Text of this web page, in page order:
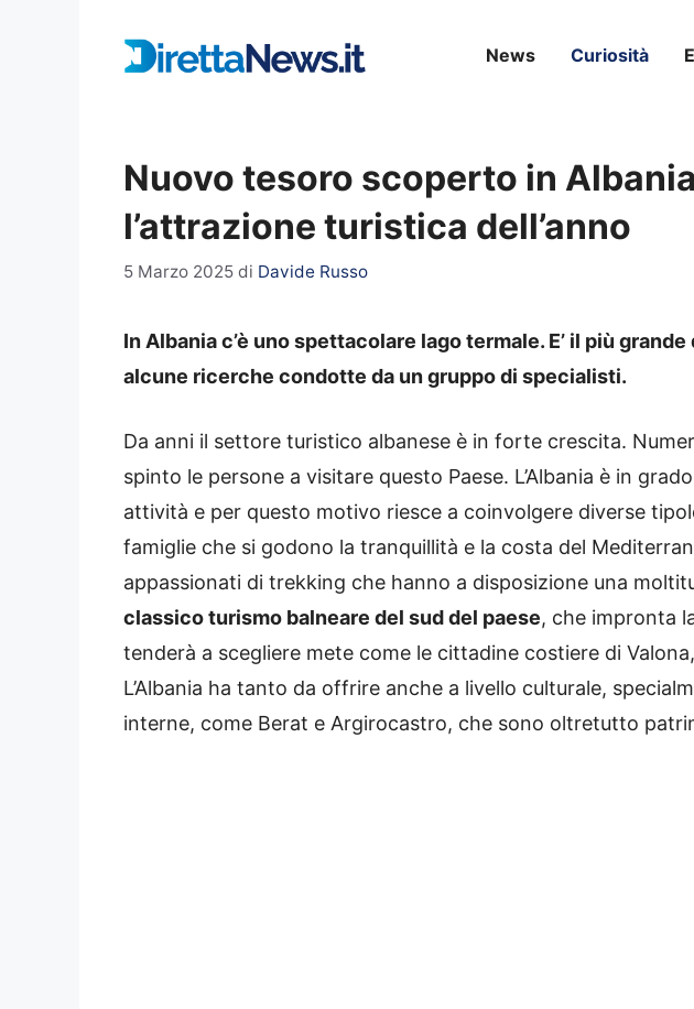
News Curiosità
Nuovo tesoro scoperto in
l’attrazione turistica dell’anno
5 Marzo 2025 di Davide Russo
In Albania c’è uno spettacolare lago termale. E’ il più
alcune ricerche condotte da un gruppo di specialisti.
Da anni il settore turistico albanese è in forte crescita.
spinto le persone a visitare questo Paese. L’Albania è in
attività e per questo motivo riesce a coinvolgere diverse
famiglie che si godono la tranquillità e la costa del
appassionati di trekking che hanno a disposizione una
classico turismo balneare del sud del paese, che impronta
tenderà a scegliere mete come le cittadine costiere di
L’Albania ha tanto da offrire anche a livello culturale,
interne, come Berat e Argirocastro, che sono oltretutto